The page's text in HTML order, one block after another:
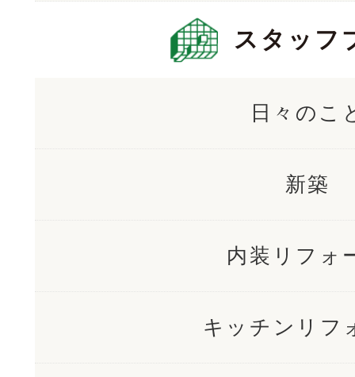
スタッフ
日々のこ
新築
内装リフォ
キッチンリフ